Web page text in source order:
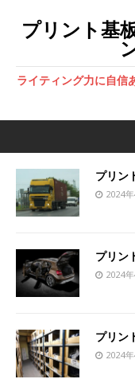
プリント基
ライティング力に自信
プリン
2024
プリン
2024
プリン
2024